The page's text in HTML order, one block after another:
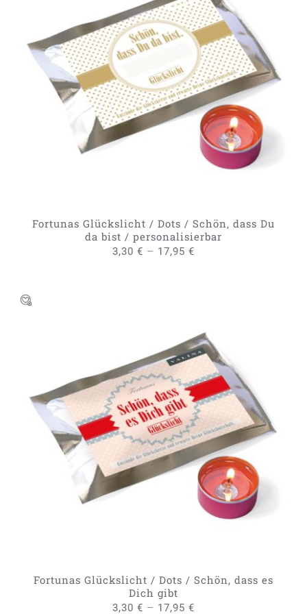
AUSFÜHRUNG WÄHLEN DIESES
PRODUKT
WEIST
MEHRERE
VARIANTEN
AUF.
DIE
OPTIONEN
KÖNNEN
GEWÄHLT
WERDEN
/
DETAILS
Fortunas Glückslicht / Dots / Schön, dass Du
da bist / personalisierbar
3,30 € – 17,95 €
AUSFÜHRUNG WÄHLEN
DIESES
PRODUKT
WEIST
MEHRERE
VARIANTEN
AUF.
DIE
OPTIONEN
GEWÄHLT
DETAILS
Fortunas Glückslicht / Dots / Schön, dass es
Dich gibt
3,30 € – 17,95 €